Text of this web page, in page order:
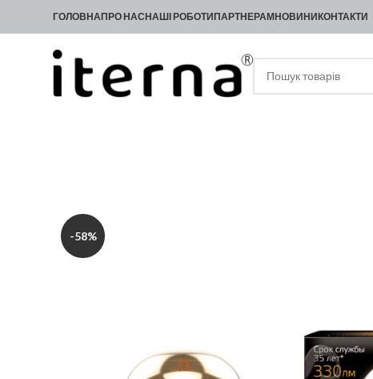
ГОЛОВНАПРО НАСНАШІ РОБОТИПАРТНЕРАМНОВИНИКОНТАКТИ
-58%